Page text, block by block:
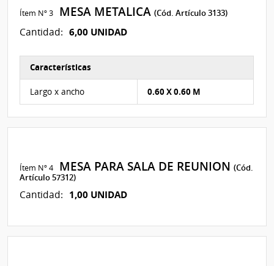
Ítem Nº 3 MESA METALICA(Cód. Artículo 3133)
Cantidad: 6,00 UNIDAD
Características
Largo x ancho 0.60 X 0.60 M
Ítem Nº 4 MESA PARA SALA DE REUNION(Cód.
Artículo 57312)
Cantidad: 1,00 UNIDAD